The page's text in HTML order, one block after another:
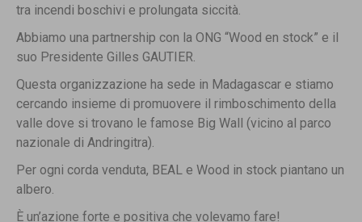
tra incendi boschivi e prolungata siccità.
Abbiamo una partnership con la ONG “Wood en stock” e il
suo Presidente Gilles GAUTIER.
Questa organizzazione ha sede in Madagascar e stiamo
cercando insieme di promuovere il rimboschimento della
valle dove si trovano le famose Big Wall (vicino al parco
nazionale di Andringitra).
Per ogni corda venduta, BEAL e Wood in stock piantano un
albero.
È un’azione forte e positiva che volevamo fare!